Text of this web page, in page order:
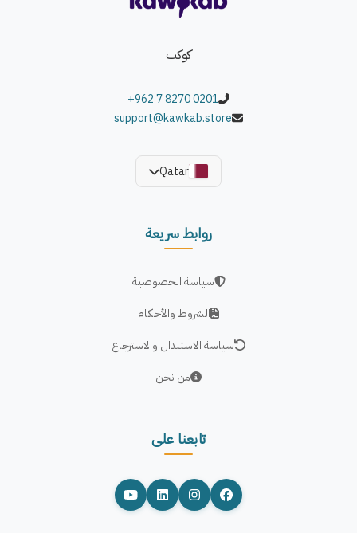
كوكب
+962 7 8270 0201
support@kawkab.store
Qatar
روابط سريعة
سياسة الخصوصية
الشروط والأحكام
سياسة الاستبدال والاسترجاع
من نحن
تابعنا على